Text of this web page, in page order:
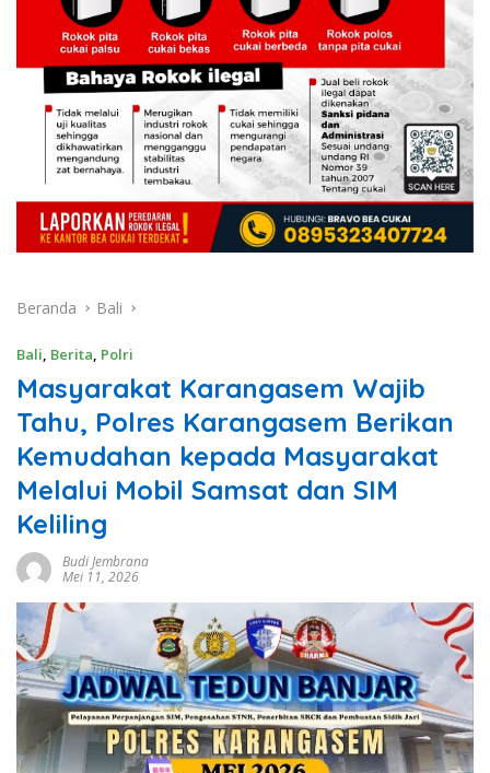
Beranda Bali
Bali, Berita, Polri
Masyarakat Karangasem Wajib
Tahu, Polres Karangasem Berikan
Kemudahan kepada Masyarakat
Melalui Mobil Samsat dan SIM
Keliling
Budi Jembrana
Mei 11, 2026